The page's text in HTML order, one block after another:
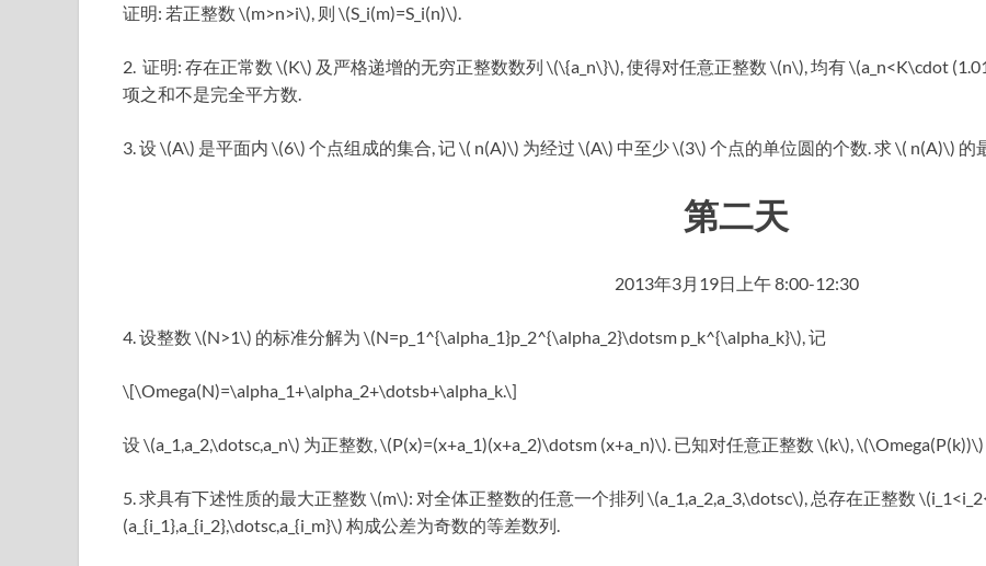
证明: 若正整数 \(m>n>i\), 则 \(S_i(m)=S_i(n)\).
2. 证明: 存在正常数 \(K\) 及严格递增的无穷正整数数列 \(\{a_n\}\), 使得对任意正整数 \(n\), 均有 \(a_n<K\cdot
项之和不是完全平方数.
3. 设 \(A\) 是平面内 \(6\) 个点组成的集合, 记 \( n(A)\) 为经过 \(A\) 中至少 \(3\) 个点的单位圆的个数. 求 \( n(A)\) 的
第二天
2013年3月19日上午 8:00-12:30
4. 设整数 \(N>1\) 的标准分解为 \(N=p_1^{\alpha_1}p_2^{\alpha_2}\dotsm p_k^{\alpha_k}\), 记
\[\Omega(N)=\alpha_1+\alpha_2+\dotsb+\alpha_k.\]
设 \(a_1,a_2,\dotsc,a_n\) 为正整数, \(P(x)=(x+a_1)(x+a_2)\dotsm (x+a_n)\). 已知对任意正整数 \(k\),
5. 求具有下述性质的最大正整数 \(m\): 对全体正整数的任意一个排列 \(a_1,a_2,a_3,\dotsc\), 总存在正整数
(a_{i_1},a_{i_2},\dotsc,a_{i_m}\) 构成公差为奇数的等差数列.